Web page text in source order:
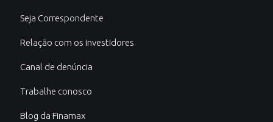
Seja Correspondente
Relação com os investidores
Canal de denúncia
Trabalhe conosco
Blog da Finamax